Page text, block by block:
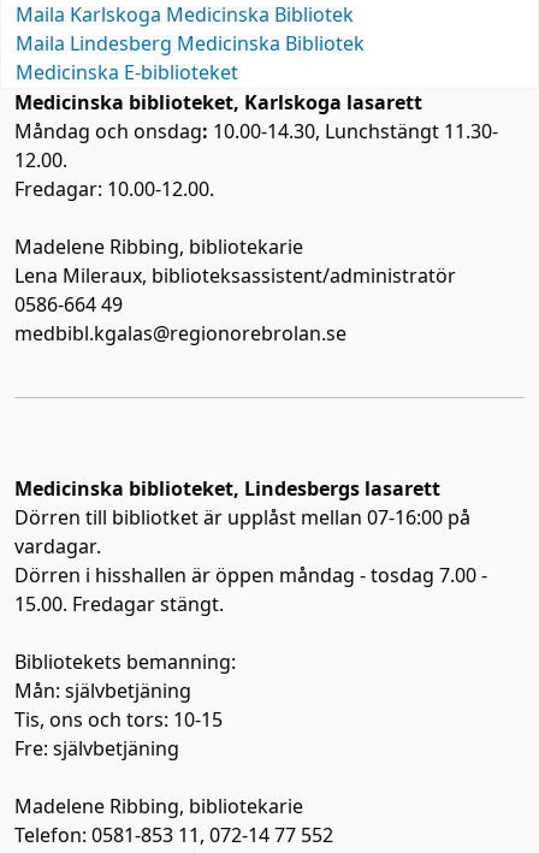
Maila Karlskoga Medicinska Bibliotek
Maila Lindesberg Medicinska Bibliotek
Medicinska E-biblioteket
Medicinska biblioteket, Karlskoga lasarett
Måndag och onsdag: 10.00-14.30, Lunchstängt 11.30-
12.00.
Fredagar: 10.00-12.00.
Madelene Ribbing, bibliotekarie
Lena Mileraux, biblioteksassistent/administratör
0586-664 49
medbibl.kgalas@regionorebrolan.se
Medicinska biblioteket, Lindesbergs lasarett
Dörren till bibliotket är upplåst mellan 07-16:00 på
vardagar.
Dörren i hisshallen är öppen måndag - tosdag 7.00 -
15.00. Fredagar stängt.
Bibliotekets bemanning:
Mån: självbetjäning
Tis, ons och tors: 10-15
Fre: självbetjäning
Madelene Ribbing, bibliotekarie
Telefon: 0581-853 11, 072-14 77 552